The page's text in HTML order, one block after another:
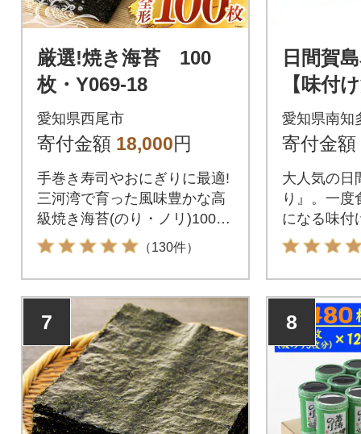
厳選!焼き海苔 100
枚・Y069-18
愛知県西尾市
寄付金額 18,000円
手巻き寿司やおにぎりに最適!
三河湾で育った風味豊かな高
級焼き海苔(のり・ノリ)100枚
お届けします
（130件）
日間賀
【味付
り
愛知県南知
寄付金額
大人気の日
り』。一度
になる味付
たまりませ
7 8